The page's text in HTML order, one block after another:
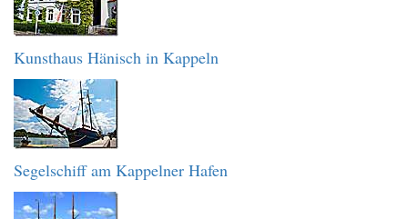
Kunsthaus Hänisch in Kappeln
Segelschiff am Kappelner Hafen